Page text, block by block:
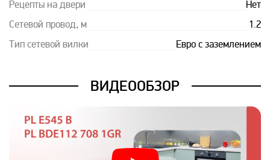
Рецепты на двери Нет
Сетевой провод, м 1.2
Тип сетевой вилки Евро с заземлением
ВИДЕООБЗОР